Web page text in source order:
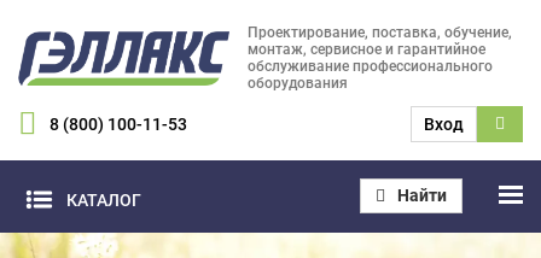
Проектирование, поставка, обучение,
монтаж, сервисное и гарантийное
обслуживание профессионального
оборудования
8 (800) 100-11-53 Вход
КАТАЛОГ Найти